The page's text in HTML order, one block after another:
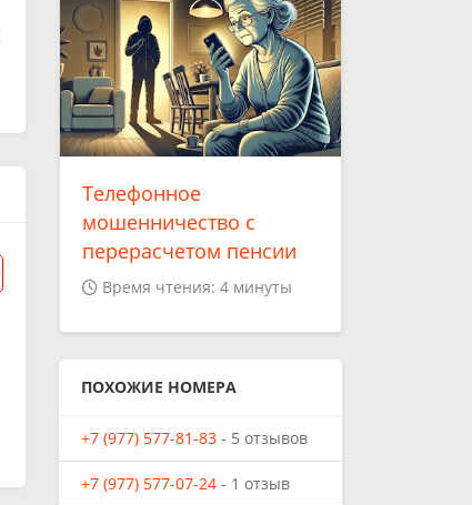
Телефонное
мошенничество с
перерасчетом пенсии
Время чтения: 4 минуты
ПОХОЖИЕ НОМЕРА
+7 (977) 577-81-83 - 5 отзывов
+7 (977) 577-07-24 - 1 отзыв